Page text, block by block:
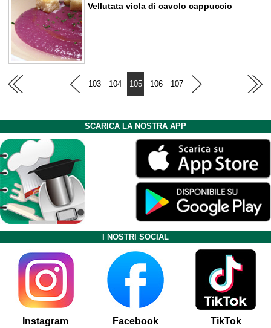
Vellutata viola di cavolo cappuccio
103 104 105 106 107
SCARICA LA NOSTRA APP
I NOSTRI SOCIAL
Instagram Facebook TikTok